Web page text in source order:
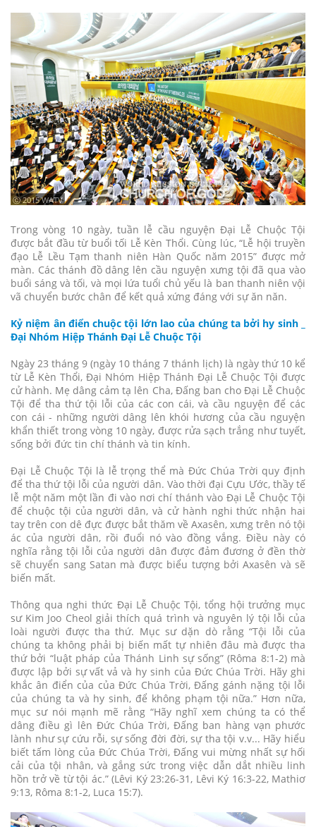
ⓒ 2015 WATV
Trong vòng 10 ngày, tuần lễ cầu nguyện Đại Lễ Chuộc Tội
được bắt đầu từ buổi tối Lễ Kèn Thổi. Cùng lúc, “Lễ hội truyền
đạo Lễ Lều Tạm thanh niên Hàn Quốc năm 2015” được mở
màn. Các thánh đồ dâng lên cầu nguyện xưng tội đã qua vào
buổi sáng và tối, và mọi lứa tuổi chủ yếu là ban thanh niên vội
vã chuyển bước chân để kết quả xứng đáng với sự ăn năn.
Kỷ niệm ân điển chuộc tội lớn lao của chúng ta bởi hy sinh _
Đại Nhóm Hiệp Thánh Đại Lễ Chuộc Tội
Ngày 23 tháng 9 (ngày 10 tháng 7 thánh lịch) là ngày thứ 10 kể
từ Lễ Kèn Thổi, Đại Nhóm Hiệp Thánh Đại Lễ Chuộc Tội được
cử hành. Mẹ dâng cảm tạ lên Cha, Đấng ban cho Đại Lễ Chuộc
Tội để tha thứ tội lỗi của các con cái, và cầu nguyện để các
con cái - những người dâng lên khói hương của cầu nguyện
khẩn thiết trong vòng 10 ngày, được rửa sạch trắng như tuyết,
sống bởi đức tin chí thánh và tin kính.
Đại Lễ Chuộc Tội là lễ trọng thể mà Đức Chúa Trời quy định
để tha thứ tội lỗi của người dân. Vào thời đại Cựu Ước, thầy tế
lễ một năm một lần đi vào nơi chí thánh vào Đại Lễ Chuộc Tội
để chuộc tội của người dân, và cử hành nghi thức nhận hai
tay trên con dê đực được bắt thăm về Axasên, xưng trên nó tội
ác của người dân, rồi đuổi nó vào đồng vắng. Điều này có
nghĩa rằng tội lỗi của người dân được đảm đương ở đền thờ
sẽ chuyển sang Satan mà được biểu tượng bởi Axasên và sẽ
biến mất.
Thông qua nghi thức Đại Lễ Chuộc Tội, tổng hội trưởng mục
sư Kim Joo Cheol giải thích quá trình và nguyên lý tội lỗi của
loài người được tha thứ. Mục sư dặn dò rằng “Tội lỗi của
chúng ta không phải bị biến mất tự nhiên đâu mà được tha
thứ bởi “luật pháp của Thánh Linh sự sống” (Rôma 8:1-2) mà
được lập bởi sự vất vả và hy sinh của Đức Chúa Trời. Hãy ghi
khắc ân điển của của Đức Chúa Trời, Đấng gánh nặng tội lỗi
của chúng ta và hy sinh, để không phạm tội nữa.” Hơn nữa,
mục sư nói mạnh mẽ rằng “Hãy nghĩ xem chúng ta có thể
dâng điều gì lên Đức Chúa Trời, Đấng ban hàng vạn phước
lành như sự cứu rỗi, sự sống đời đời, sự tha tội v.v... Hãy hiểu
biết tấm lòng của Đức Chúa Trời, Đấng vui mừng nhất sự hối
cải của tội nhân, và gắng sức trong việc dẫn dắt nhiều linh
hồn trở về từ tội ác.” (Lêvi Ký 23:26-31, Lêvi Ký 16:3-22, Mathiơ
9:13, Rôma 8:1-2, Luca 15:7).